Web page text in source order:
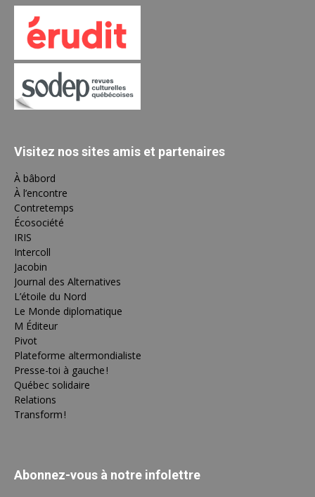
Visitez nos sites amis et partenaires
À bâbord
À l’encontre
Contretemps
Écosociété
IRIS
Intercoll
Jacobin
Journal des Alternatives
L’étoile du Nord
Le Monde diplomatique
M Éditeur
Pivot
Plateforme altermondialiste
Presse-toi à gauche !
Québec solidaire
Relations
Transform !
Abonnez-vous à notre infolettre